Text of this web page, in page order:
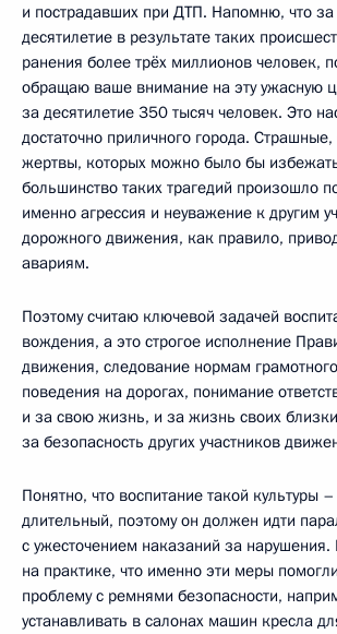
и пострадавших при ДТП. Напомню, что
десятилетие в результате таких
ранения более трёх миллионов человек,
обращаю ваше внимание на эту ужасную
за десятилетие 350 тысяч человек. Это
достаточно приличного города.
жертвы, которых можно было бы
большинство таких трагедий произошло
именно агрессия и неуважение к другим
дорожного движения, как правило,
авариям.
Поэтому считаю ключевой задачей
вождения, а это строгое исполнение
движения, следование нормам
поведения на дорогах, понимание
и за свою жизнь, и за жизнь своих
за безопасность других участников
Понятно, что воспитание такой культуры
длительный, поэтому он должен идти
с ужесточением наказаний за
на практике, что именно эти меры
проблему с ремнями безопасности,
устанавливать в салонах машин кресла